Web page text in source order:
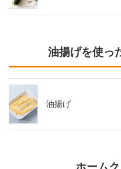
油揚げを使っ
油揚げ